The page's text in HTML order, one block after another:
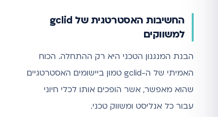
החשיבות האסטרטגית של gclid
למשווקים
הבנת המנגנון הטכני היא רק ההתחלה. הכוח
האמיתי של ה-gclid טמון ביישומים האסטרטגיים
שהוא מאפשר, אשר הופכים אותו לכלי חיוני
עבור כל אנליסט ומשווק טכני.